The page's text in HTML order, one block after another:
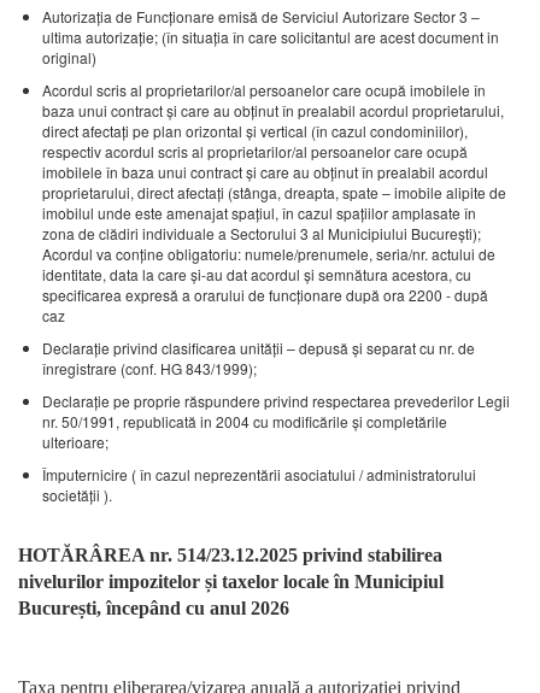
Autorizaţia de Funcţionare emisă de Serviciul Autorizare Sector 3 –
ultima autorizaţie; (în situaţia în care solicitantul are acest document in
original)
Acordul scris al proprietarilor/al persoanelor care ocupă imobilele în
baza unui contract şi care au obţinut în prealabil acordul proprietarului,
direct afectaţi pe plan orizontal şi vertical (în cazul condominiilor),
respectiv acordul scris al proprietarilor/al persoanelor care ocupă
imobilele în baza unui contract şi care au obţinut în prealabil acordul
proprietarului, direct afectaţi (stânga, dreapta, spate – imobile alipite de
imobilul unde este amenajat spaţiul, în cazul spaţiilor amplasate în
zona de clădiri individuale a Sectorului 3 al Municipiului Bucureşti);
Acordul va conţine obligatoriu: numele/prenumele, seria/nr. actului de
identitate, data la care şi-au dat acordul şi semnătura acestora, cu
specificarea expresă a orarului de funcţionare după ora 2200 - după
caz
Declaraţie privind clasificarea unităţii – depusă şi separat cu nr. de
înregistrare (conf. HG 843/1999);
Declarație pe proprie răspundere privind respectarea prevederilor Legii
nr. 50/1991, republicată in 2004 cu modificările şi completările
ulterioare;
Împuternicire ( în cazul neprezentării asociatului / administratorului
societăţii ).
HOTĂRÂREA nr. 514/23.12.2025 privind stabilirea
nivelurilor impozitelor și taxelor locale în Municipiul
București, începând cu anul 2026
Taxa pentru eliberarea/vizarea anuală a autorizației privind